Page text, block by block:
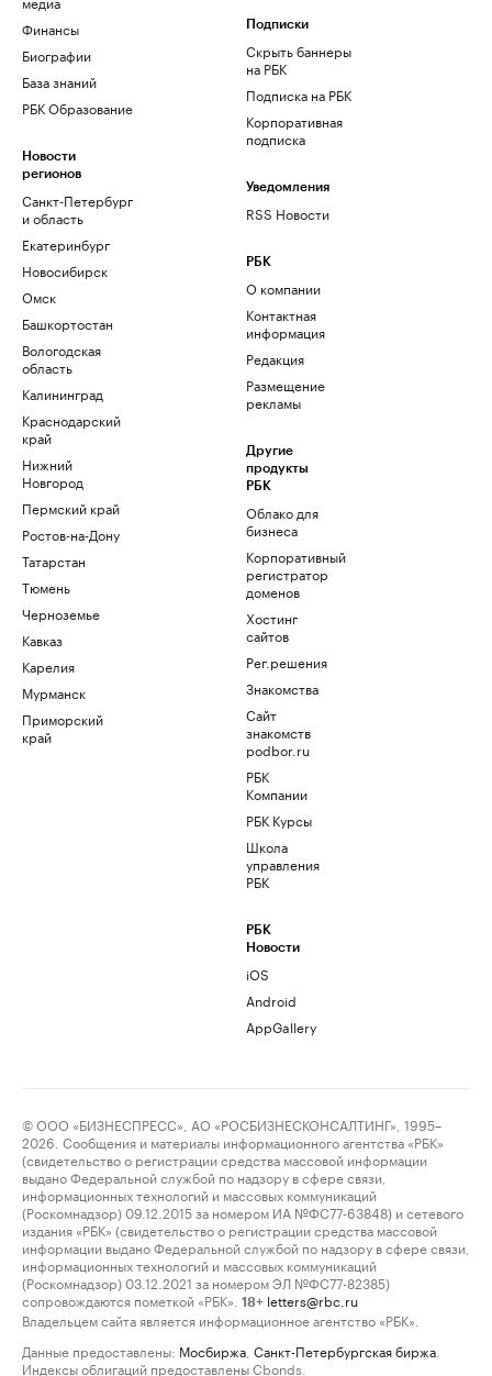
Финансы
Биографии
База знаний
РБК Образование
Новости
регионов
Санкт-Петербург
и область
Екатеринбург
Новосибирск
Омск
Башкортостан
Вологодская
область
Калининград
Краснодарский
край
Нижний
Новгород
Пермский край
Ростов-на-Дону
Татарстан
Тюмень
Черноземье
Кавказ
Карелия
Мурманск
Приморский
край
Подписки
Скрыть баннеры
на РБК
Подписка на РБК
Корпоративная
подписка
Уведомления
RSS Новости
РБК
О компании
Контактная
информация
Редакция
Размещение
рекламы
Другие
продукты
РБК
Облако для
бизнеса
Корпоративный
регистратор
доменов
Хостинг
сайтов
Рег.решения
Знакомства
Сайт
знакомств
podbor.ru
РБК
Компании
РБК Курсы
Школа
управления
РБК
РБК
Новости
iOS
Android
AppGallery
© ООО «БИЗНЕСПРЕСС», АО «РОСБИЗНЕСКОНСАЛТИНГ», 1995–
2026. Сообщения и материалы информационного агентства «РБК»
(свидетельство о регистрации средства массовой информации
выдано Федеральной службой по надзору в сфере связи,
информационных технологий и массовых коммуникаций
(Роскомнадзор) 09.12.2015 за номером ИА №ФС77-63848) и сетевого
издания «РБК» (свидетельство о регистрации средства массовой
информации выдано Федеральной службой по надзору в сфере связи,
информационных технологий и массовых коммуникаций
(Роскомнадзор) 03.12.2021 за номером ЭЛ №ФС77-82385)
сопровождаются пометкой «РБК».
18+ letters@rbc.ru
Владельцем сайта является информационное агентство «РБК».
Данные предоставлены: Мосбиржа Санкт-Петербургская биржа
Индексы облигаций предоставлены Cbonds.